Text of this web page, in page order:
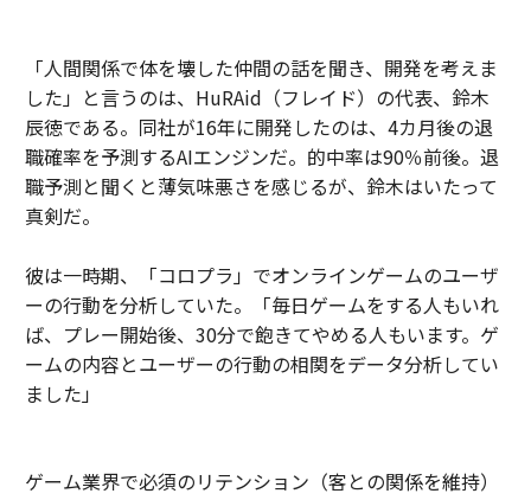
「人間関係で体を壊した仲間の話を聞き、開発を考えま
した」と言うのは、HuRAid（フレイド）の代表、鈴木
辰徳である。同社が16年に開発したのは、4カ月後の退
職確率を予測するAIエンジンだ。的中率は90％前後。退
職予測と聞くと薄気味悪さを感じるが、鈴木はいたって
真剣だ。
彼は一時期、「コロプラ」でオンラインゲームのユーザ
ーの行動を分析していた。「毎日ゲームをする人もいれ
ば、プレー開始後、30分で飽きてやめる人もいます。ゲ
ームの内容とユーザーの行動の相関をデータ分析してい
ました」
ゲーム業界で必須のリテンション（客との関係を維持）